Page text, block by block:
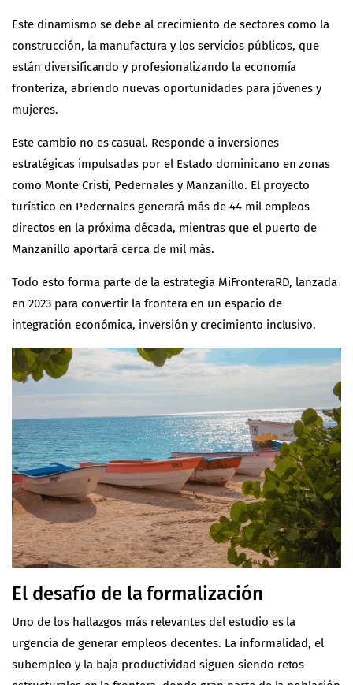
Este dinamismo se debe al crecimiento de sectores como la
construcción, la manufactura y los servicios públicos, que
están diversificando y profesionalizando la economía
fronteriza, abriendo nuevas oportunidades para jóvenes y
mujeres.
Este cambio no es casual. Responde a inversiones
estratégicas impulsadas por el Estado dominicano en zonas
como Monte Cristi, Pedernales y Manzanillo. El proyecto
turístico en Pedernales generará más de 44 mil empleos
directos en la próxima década, mientras que el puerto de
Manzanillo aportará cerca de mil más.
Todo esto forma parte de la estrategia MiFronteraRD, lanzada
en 2023 para convertir la frontera en un espacio de
integración económica, inversión y crecimiento inclusivo.
El desafío de la formalización
Uno de los hallazgos más relevantes del estudio es la
urgencia de generar empleos decentes. La informalidad, el
subempleo y la baja productividad siguen siendo retos